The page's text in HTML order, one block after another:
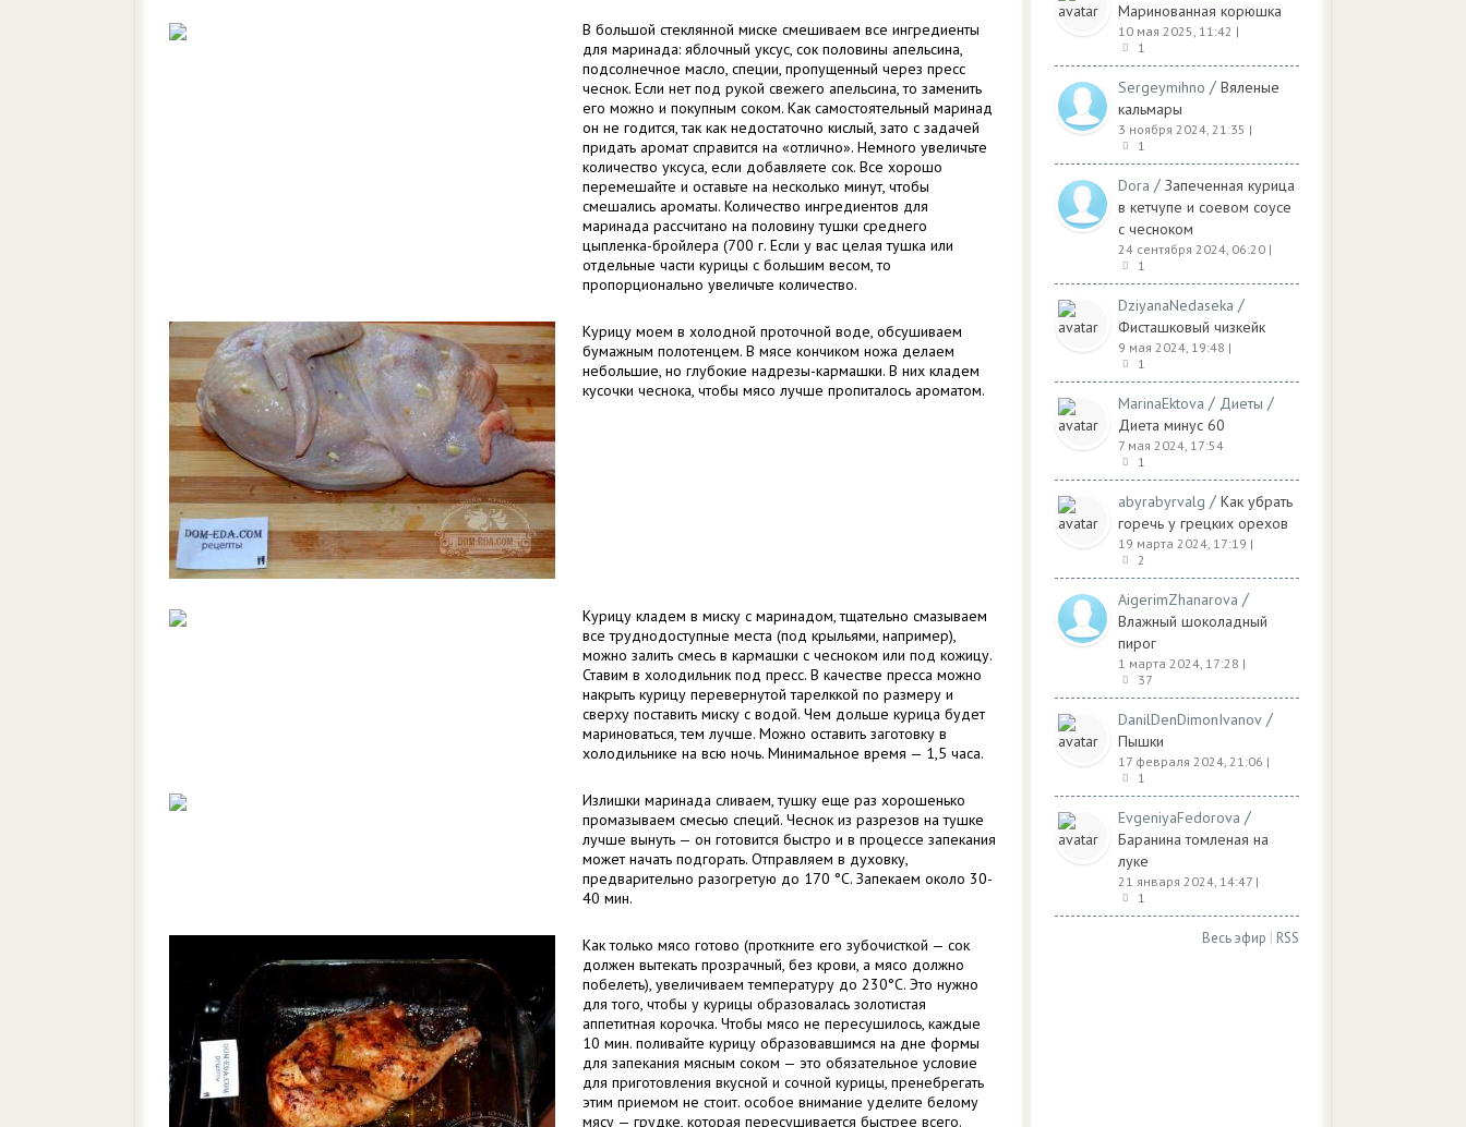
В большой стеклянной миске смешиваем все ингредиенты
для маринада: яблочный уксус, сок половины апельсина,
подсолнечное масло, специи, пропущенный через пресс
чеснок. Если нет под рукой свежего апельсина, то заменить
его можно и покупным соком. Как самостоятельный маринад
он не годится, так как недостаточно кислый, зато с задачей
придать аромат справится на «отлично». Немного увеличьте
количество уксуса, если добавляете сок. Все хорошо
перемешайте и оставьте на несколько минут, чтобы
смешались ароматы. Количество ингредиентов для
маринада рассчитано на половину тушки среднего
цыпленка-бройлера (700 г. Если у вас целая тушка или
отдельные части курицы с большим весом, то
пропорционально увеличьте количество.
Курицу моем в холодной проточной воде, обсушиваем
бумажным полотенцем. В мясе кончиком ножа делаем
небольшие, но глубокие надрезы-кармашки. В них кладем
кусочки чеснока, чтобы мясо лучше пропиталось ароматом.
Курицу кладем в миску с маринадом, тщательно смазываем
все труднодоступные места (под крыльями, например),
можно залить смесь в кармашки с чесноком или под кожицу.
Ставим в холодильник под пресс. В качестве пресса можно
накрыть курицу перевернутой тарелккой по размеру и
сверху поставить миску с водой. Чем дольше курица будет
мариноваться, тем лучше. Можно оставить заготовку в
холодильнике на всю ночь. Минимальное время — 1,5 часа.
Излишки маринада сливаем, тушку еще раз хорошенько
промазываем смесью специй. Чеснок из разрезов на тушке
лучше вынуть — он готовится быстро и в процессе запекания
может начать подгорать. Отправляем в духовку,
предварительно разогретую до 170 °C. Запекаем около 30-
40 мин.
Как только мясо готово (проткните его зубочисткой — сок
должен вытекать прозрачный, без крови, а мясо должно
побелеть), увеличиваем температуру до 230°C. Это нужно
для того, чтобы у курицы образовалась золотистая
аппетитная корочка. Чтобы мясо не пересушилось, каждые
10 мин. поливайте курицу образовавшимся на дне формы
для запекания мясным соком — это обязательное условие
для приготовления вкусной и сочной курицы, пренебрегать
этим приемом не стоит. особое внимание уделите белому
мясу — грудке, которая пересушивается быстрее всего.
Маринованная корюшка
10 мая 2025, 11:42 |
1
Sergeymihno / Вяленые
кальмары
3 ноября 2024, 21:35 |
1
Dora / Запеченная курица
в кетчупе и соевом соусе
с чесноком
24 сентября 2024, 06:20 |
1
DziyanaNedaseka /
Фисташковый чизкейк
9 мая 2024, 19:48 |
1
MarinaEktova / Диеты /
Диета минус 60
7 мая 2024, 17:54
1
abyrabyrvalg / Как убрать
горечь у грецких орехов
19 марта 2024, 17:19 |
2
AigerimZhanarova /
Влажный шоколадный
пирог
1 марта 2024, 17:28 |
37
DanilDenDimonIvanov /
Пышки
17 февраля 2024, 21:06 |
1
EvgeniyaFedorova /
Баранина томленая на
луке
21 января 2024, 14:47 |
1
Весь эфир | RSS